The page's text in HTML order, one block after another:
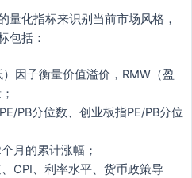
量化指标来识别当前市场风格，
包括：
）因子衡量价值溢价，RMW（盈
PB分位数、创业板指PE/PB分位
月的累计涨幅；
、CPI、利率水平、货币政策导